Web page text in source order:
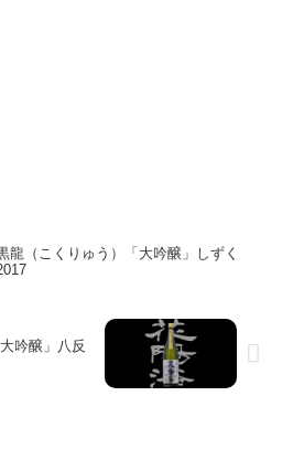
龍（こくりゅう）「大吟醸」しずく
吟醸」八反